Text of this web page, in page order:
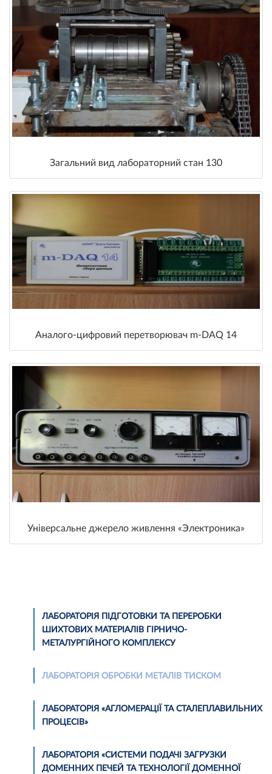
Загальний вид лабораторний стан 130
Аналого-цифровий перетворювач m-DAQ 14
Універсальне джерело живлення «Электроника»
ЛАБОРАТОРІЯ ПІДГОТОВКИ ТА ПЕРЕРОБКИ
ШИХТОВИХ МАТЕРІАЛІВ ГІРНИЧО-
МЕТАЛУРГІЙНОГО КОМПЛЕКСУ
ЛАБОРАТОРІЯ ОБРОБКИ МЕТАЛІВ ТИСКОМ
ЛАБОРАТОРІЯ «АГЛОМЕРАЦІЇ ТА СТАЛЕПЛАВИЛЬНИХ
ПРОЦЕСІВ»
ЛАБОРАТОРІЯ «СИСТЕМИ ПОДАЧІ ЗАГРУЗКИ
ДОМЕННИХ ПЕЧЕЙ ТА ТЕХНОЛОГІЇ ДОМЕННОЇ